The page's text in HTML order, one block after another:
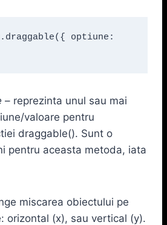
optiune:
– reprezinta unul sau mai
valoare pentru
draggable(). Sunt o
pentru aceasta metoda, iata
miscarea obiectului pe
orizontal (x), sau vertical (y).